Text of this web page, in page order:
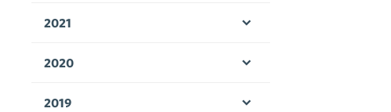
2021
2020
2019